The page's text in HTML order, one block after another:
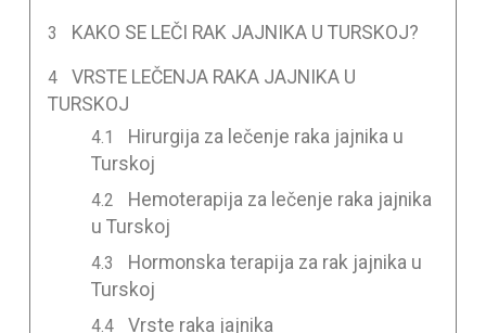
KAKO SE LEČI RAK JAJNIKA U TURSKOJ?
VRSTE LEČENJA RAKA JAJNIKA U
TURSKOJ
Hirurgija za lečenje raka jajnika u
Turskoj
Hemoterapija za lečenje raka jajnika
u Turskoj
Hormonska terapija za rak jajnika u
Turskoj
Vrste raka jajnika